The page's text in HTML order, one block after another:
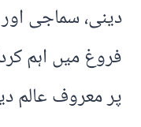
دینی، سماجی
فروغ میں اہم
پر معروف عالم